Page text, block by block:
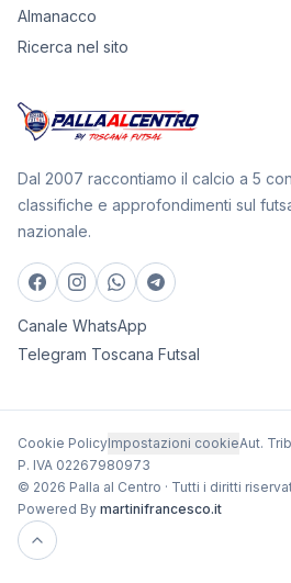
Almanacco
Ricerca nel sito
Dal 2007 raccontiamo il calcio a 5
classifiche e approfondimenti sul
nazionale.
Canale WhatsApp
Telegram Toscana Futsal
Cookie PolicyImpostazioni cookieAut.
P. IVA 02267980973
© 2026 Palla al Centro · Tutti i diritti
Powered By martinifrancesco.it